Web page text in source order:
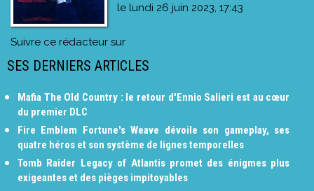
le lundi 26 juin 2023, 17:43
Suivre ce rédacteur sur
SES DERNIERS ARTICLES
Mafia The Old Country : le retour d'Ennio Salieri est au cœur
du premier DLC
Fire Emblem Fortune's Weave dévoile son gameplay, ses
quatre héros et son système de lignes temporelles
Tomb Raider Legacy of Atlantis promet des énigmes plus
exigeantes et des pièges impitoyables